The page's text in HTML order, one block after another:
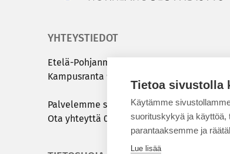
Tietoa sivustolla
Käytämme
suorituskykyä ja käyttöä,
parantaaksemme ja
Lue lisää
YHTEYSTIEDOT
Etelä-​Pohjanmaan kor­kea­kou­lu­yh­dis­tys
Kam­pus­ran­ta 9 C | 60320 Sei­nä­jo­ki
Pal­ve­lem­me sinua ar­ki­sin klo 8.00 – 15.00
Ota yh­teyt­tä 050 431 7072taiinfo@epky.fi